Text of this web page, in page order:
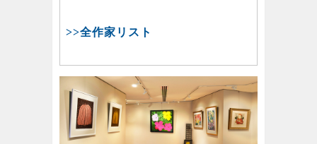
>>全作家リスト